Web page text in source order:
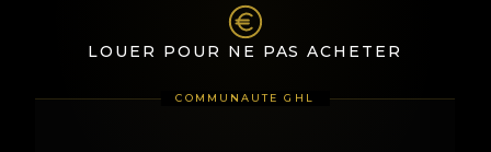
LOUER POUR NE PAS ACHETER